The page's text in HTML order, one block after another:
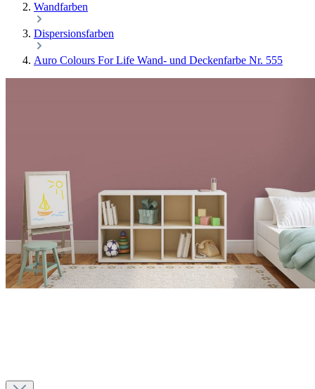
Wandfarben
Dispersionsfarben
Auro Colours For Life Wand- und Deckenfarbe Nr. 555